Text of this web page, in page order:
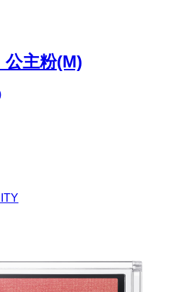
主粉(M)